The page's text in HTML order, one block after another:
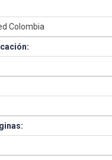
Colombia